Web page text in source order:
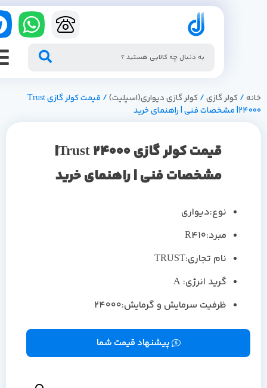
/کولر گازی/کولر گازی دیواری(اسپلیت)
/ قیمت کولر گازی Trust
خرید
قیمت کولر گازی Trust 24000|
مشخصات فنی | راهنمای خرید
نوع:دیواری
مبرد:R410
نام تجاری:TRUST
گرید انرژی: A
ظرفیت سرمایش و گرمایش:24000
پیشنهاد قیمت شما